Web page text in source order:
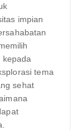
impian
kepada
tema
sehat